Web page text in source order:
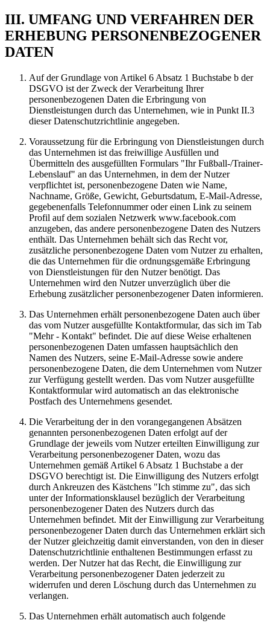
III. UMFANG UND VERFAHREN DER
ERHEBUNG PERSONENBEZOGENER
DATEN
Auf der Grundlage von Artikel 6 Absatz 1 Buchstabe b der
DSGVO ist der Zweck der Verarbeitung Ihrer
personenbezogenen Daten die Erbringung von
Dienstleistungen durch das Unternehmen, wie in Punkt II.3
dieser Datenschutzrichtlinie angegeben.
Voraussetzung für die Erbringung von Dienstleistungen durch
das Unternehmen ist das freiwillige Ausfüllen und
Übermitteln des ausgefüllten Formulars "Ihr Fußball-/Trainer-
Lebenslauf" an das Unternehmen, in dem der Nutzer
verpflichtet ist, personenbezogene Daten wie Name,
Nachname, Größe, Gewicht, Geburtsdatum, E-Mail-Adresse,
gegebenenfalls Telefonnummer oder einen Link zu seinem
Profil auf dem sozialen Netzwerk www.facebook.com
anzugeben, das andere personenbezogene Daten des Nutzers
enthält. Das Unternehmen behält sich das Recht vor,
zusätzliche personenbezogene Daten vom Nutzer zu erhalten,
die das Unternehmen für die ordnungsgemäße Erbringung
von Dienstleistungen für den Nutzer benötigt. Das
Unternehmen wird den Nutzer unverzüglich über die
Erhebung zusätzlicher personenbezogener Daten informieren.
Das Unternehmen erhält personenbezogene Daten auch über
das vom Nutzer ausgefüllte Kontaktformular, das sich im Tab
"Mehr - Kontakt" befindet. Die auf diese Weise erhaltenen
personenbezogenen Daten umfassen hauptsächlich den
Namen des Nutzers, seine E-Mail-Adresse sowie andere
personenbezogene Daten, die dem Unternehmen vom Nutzer
zur Verfügung gestellt werden. Das vom Nutzer ausgefüllte
Kontaktformular wird automatisch an das elektronische
Postfach des Unternehmens gesendet.
Die Verarbeitung der in den vorangegangenen Absätzen
genannten personenbezogenen Daten erfolgt auf der
Grundlage der jeweils vom Nutzer erteilten Einwilligung zur
Verarbeitung personenbezogener Daten, wozu das
Unternehmen gemäß Artikel 6 Absatz 1 Buchstabe a der
DSGVO berechtigt ist. Die Einwilligung des Nutzers erfolgt
durch Ankreuzen des Kästchens "Ich stimme zu", das sich
unter der Informationsklausel bezüglich der Verarbeitung
personenbezogener Daten des Nutzers durch das
Unternehmen befindet. Mit der Einwilligung zur Verarbeitung
personenbezogener Daten durch das Unternehmen erklärt sich
der Nutzer gleichzeitig damit einverstanden, von den in dieser
Datenschutzrichtlinie enthaltenen Bestimmungen erfasst zu
werden. Der Nutzer hat das Recht, die Einwilligung zur
Verarbeitung personenbezogener Daten jederzeit zu
widerrufen und deren Löschung durch das Unternehmen zu
verlangen.
Das Unternehmen erhält automatisch auch folgende